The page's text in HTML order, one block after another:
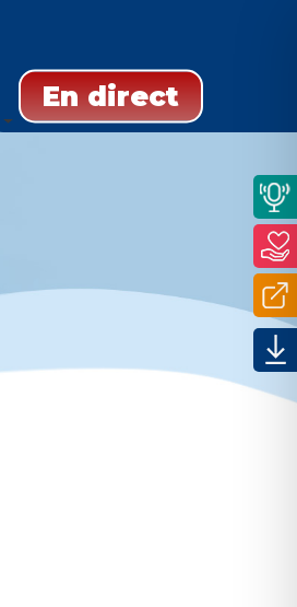
En direct